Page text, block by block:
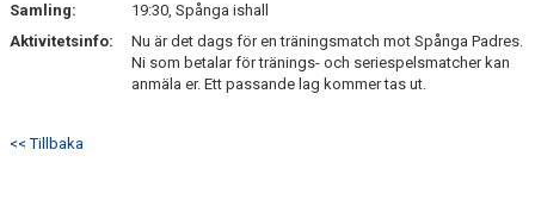
DOKUMENT
Samling:
19:30, Spånga ishall
Aktivitetsinfo:
Nu är det dags för en träningsmatch mot Spånga Padres.
Ni som betalar för tränings- och seriespelsmatcher kan
anmäla er. Ett passande lag kommer tas ut.
<< Tillbaka